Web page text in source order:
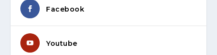
Facebook
Youtube